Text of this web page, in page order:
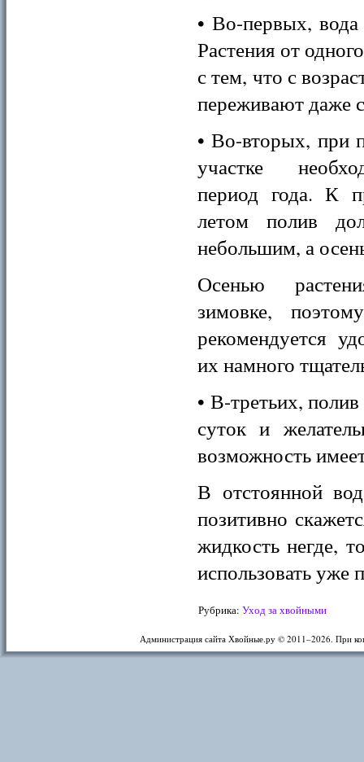
• Во-первых,
Растения от
с тем, что с
переживают даже
• Во-вторых, при
участке
период года. К
летом полив
небольшим, а
Осенью
зимовке,
рекомендуется
их намного
• В-третьих,
суток и
возможность
В отстоянной
позитивно
жидкость негде,
использовать уже
Рубрика: Уход за хвойными
Администрация сайта Хвойные.ру © 2011–2026. При